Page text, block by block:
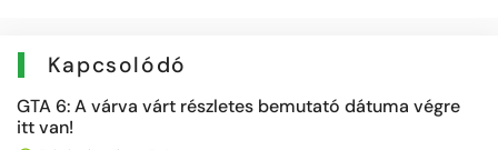
Kapcsolódó
GTA 6: A várva várt részletes bemutató dátuma végre
itt van!